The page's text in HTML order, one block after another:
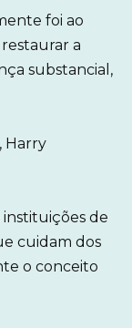
foi ao
a
substancial,
Harry
de
cuidam dos
o conceito